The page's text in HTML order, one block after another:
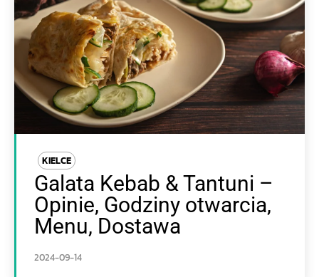
KIELCE
Galata Kebab & Tantuni –
Opinie, Godziny otwarcia,
Menu, Dostawa
2024-09-14